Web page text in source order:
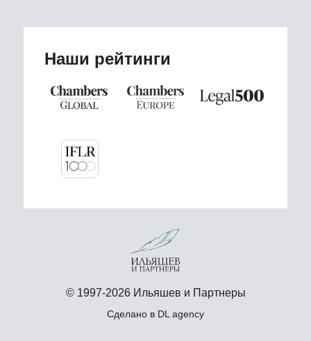
Наши рейтинги
© 1997-2026 Ильяшев и Партнеры
Сделано в DL agency